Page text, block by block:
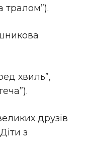
тралом”).
хвиль”,
друзів
з